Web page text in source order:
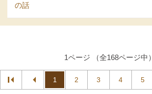
の話
1ページ （全168ページ中）
1 2 3 4 5